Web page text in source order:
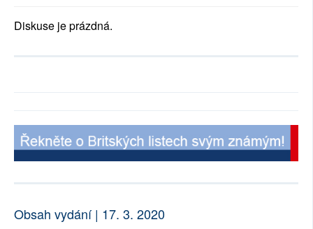
Diskuse je prázdná.
Obsah vydání | 17. 3. 2020